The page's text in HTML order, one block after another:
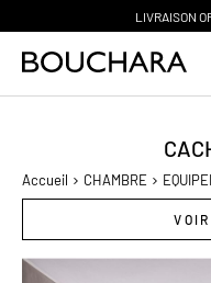
LIVRAISON
Accueil CHAMBRE